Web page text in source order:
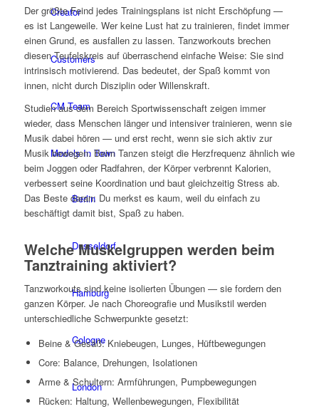
Creator
Customers
CM Team
Models In Town
Berlin
Dusseldorf
Hamburg
Cologne
London
Der größte Feind jedes Trainingsplans ist nicht Erschöpfung —
es ist Langeweile. Wer keine Lust hat zu trainieren, findet immer
einen Grund, es ausfallen zu lassen. Tanzworkouts brechen
diesen Teufelskreis auf überraschend einfache Weise: Sie sind
intrinsisch motivierend. Das bedeutet, der Spaß kommt von
innen, nicht durch Disziplin oder Willenskraft.
Studien aus dem Bereich Sportwissenschaft zeigen immer
wieder, dass Menschen länger und intensiver trainieren, wenn sie
Musik dabei hören — und erst recht, wenn sie sich aktiv zur
Musik bewegen. Beim Tanzen steigt die Herzfrequenz ähnlich wie
beim Joggen oder Radfahren, der Körper verbrennt Kalorien,
verbessert seine Koordination und baut gleichzeitig Stress ab.
Das Beste daran: Du merkst es kaum, weil du einfach zu
beschäftigt damit bist, Spaß zu haben.
Welche Muskelgruppen werden beim
Tanztraining aktiviert?
Tanzworkouts sind keine isolierten Übungen — sie fordern den
ganzen Körper. Je nach Choreografie und Musikstil werden
unterschiedliche Schwerpunkte gesetzt:
Beine & Gesäß: Kniebeugen, Lunges, Hüftbewegungen
Core: Balance, Drehungen, Isolationen
Arme & Schultern: Armführungen, Pumpbewegungen
Rücken: Haltung, Wellenbewegungen, Flexibilität